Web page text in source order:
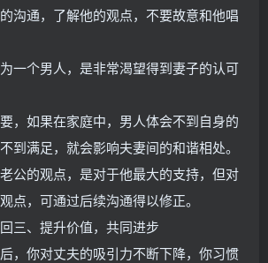
沟通，了解他的观点，不要故意和他唱
一个男人，是非常渴望得到妻子的认可
，如果在家庭中，男人体会不到自身的
到满足，就会影响夫妻间的和谐相处。
公的观点，是对于他最大的支持，但对
点，可通过后续沟通得以修正。
三、提升价值，共同进步
，你对丈夫的吸引力不断下降，你习惯